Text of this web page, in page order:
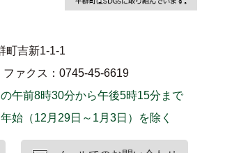
町吉新1-1-1
ファクス：0745-45-6619
午前8時30分から午後5時15分まで
始（12月29日～1月3日）を除く